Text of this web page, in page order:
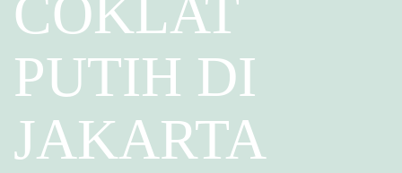
COKLAT
PUTIH DI
JAKARTA